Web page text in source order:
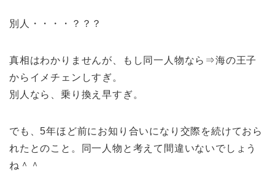
別人・・・・？？？
真相はわかりませんが、もし同一人物なら⇒海の王子
からイメチェンしすぎ。
別人なら、乗り換え早すぎ。
でも、5年ほど前にお知り合いになり交際を続けておら
れたとのこと。同一人物と考えて間違いないでしょう
ね＾＾